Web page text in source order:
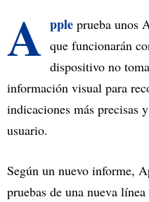
A pple prueba unos
que funcionarán
dispositivo no
información visual para
indicaciones más precisas
usuario.
Según un nuevo informe,
pruebas de una nueva línea